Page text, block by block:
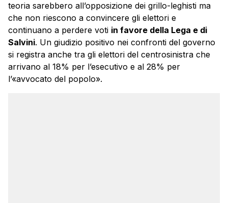
teoria sarebbero all’opposizione dei grillo-leghisti ma
che non riescono a convincere gli elettori e
continuano a perdere voti in favore della Lega e di
Salvini. Un giudizio positivo nei confronti del governo
si registra anche tra gli elettori del centrosinistra che
arrivano al 18% per l’esecutivo e al 28% per
l’«avvocato del popolo».